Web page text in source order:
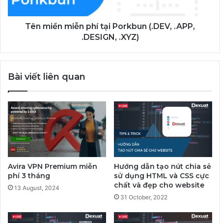
.APP,
.DESIGN,
Tên miền miễn phí tại Porkbun (.DEV, .APP,
.DESIGN, .XYZ)
Bài viết liên quan
Avira VPN Premium miễn
phí 3 tháng
13 August, 2024
Hướng dẫn tạo nút chia sẻ
sử dụng HTML và CSS cực
chất và đẹp cho website
31 October, 2022